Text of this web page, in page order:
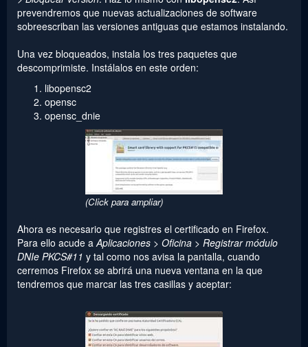
prevendremos que nuevas actualizaciones de software
sobreescriban las versiones antiguas que estamos instalando.
Una vez bloqueados, instala los tres paquetes que
descomprimiste. Instálalos en este orden:
libopensc2
opensc
opensc_dnie
(Click para ampliar)
Ahora es necesario que registres el certificado en Firefox.
Para ello acude aAplicaciones > Oficina > Registrar módulo
DNIe PKCS#11 y tal como nos avisa la pantalla, cuando
cerremos Firefox se abrirá una nueva ventana en la que
tendremos que marcar las tres casillas y aceptar: